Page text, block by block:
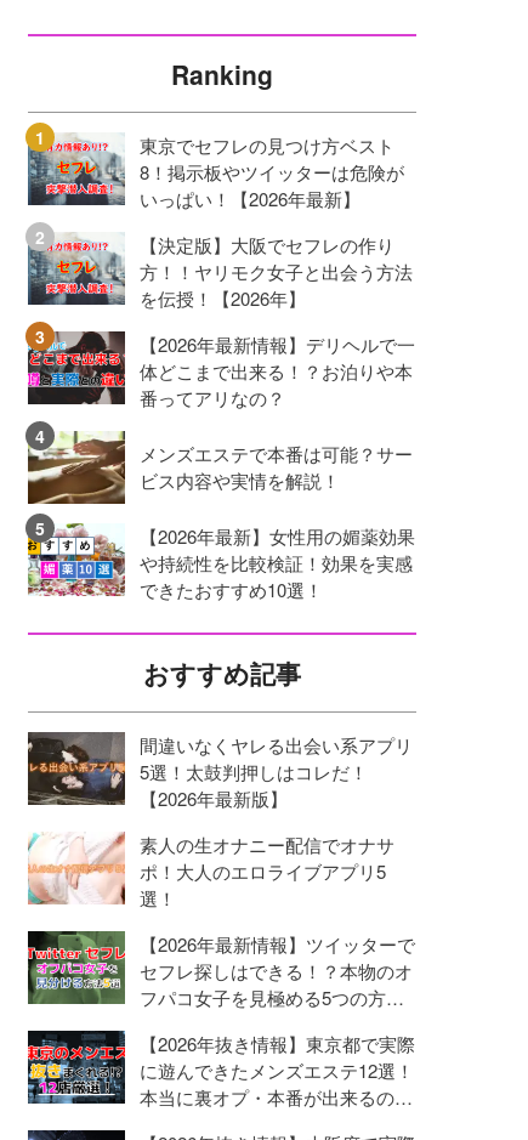
Ranking
東京でセフレの見つけ方ベスト
8！掲示板やツイッターは危険が
いっぱい！【2026年最新】
【決定版】大阪でセフレの作り
方！！ヤリモク女子と出会う方法
を伝授！【2026年】
【2026年最新情報】デリヘルで一
体どこまで出来る！？お泊りや本
番ってアリなの？
メンズエステで本番は可能？サー
ビス内容や実情を解説！
【2026年最新】女性用の媚薬効果
や持続性を比較検証！効果を実感
できたおすすめ10選！
おすすめ記事
間違いなくヤレる出会い系アプリ
5選！太鼓判押しはコレだ！
【2026年最新版】
素人の生オナニー配信でオナサ
ポ！大人のエロライブアプリ5
選！
【2026年最新情報】ツイッターで
セフレ探しはできる！？本物のオ
フパコ女子を見極める5つの方
【2026年抜き情報】東京都で実際
に遊んできたメンズエステ12選！
本当に裏オプ・本番が出来るのか